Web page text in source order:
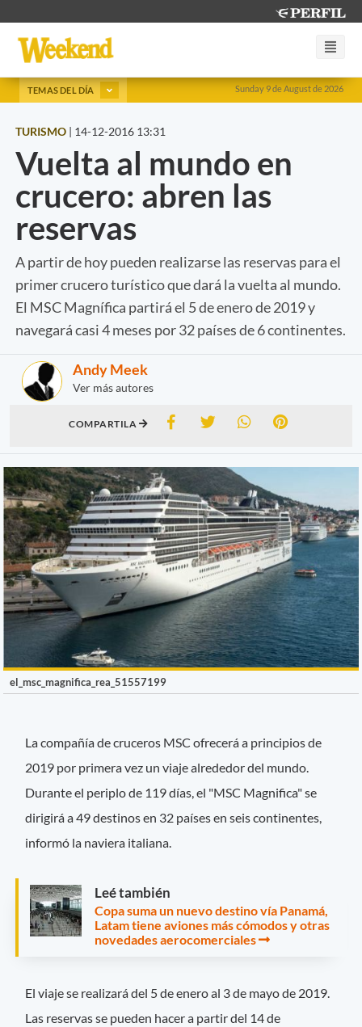
Sunday 9 de August de 2026
TEMAS DEL DÍA
TURISMO | 14-12-2016 13:31
Vuelta al mundo en
crucero: abren las
reservas
A partir de hoy pueden realizarse las reservas para el
primer crucero turístico que dará la vuelta al mundo.
El MSC Magnífica partirá el 5 de enero de 2019 y
navegará casi 4 meses por 32 países de 6 continentes.
Andy Meek
Ver más autores
COMPARTILA
el_msc_magnifica_rea_51557199
La compañía de cruceros MSC ofrecerá a principios de
2019 por primera vez un viaje alrededor del mundo.
Durante el periplo de 119 días, el "MSC Magnifica" se
dirigirá a 49 destinos en 32 países en seis continentes,
informó la naviera italiana.
Leé también
Copa suma un nuevo destino vía Panamá,
Latam tiene aviones más cómodos y otras
novedades aerocomerciales
El viaje se realizará del 5 de enero al 3 de mayo de 2019.
Las reservas se pueden hacer a partir del 14 de